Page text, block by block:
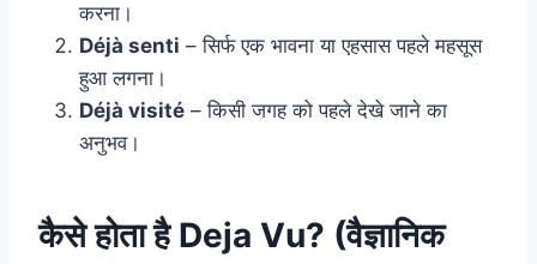
करना।
Déjà senti – सिर्फ एक भावना या एहसास पहले महसूस
हुआ लगना।
Déjà visité – किसी जगह को पहले देखे जाने का
अनुभव।
कैसे होता है Deja Vu? (वैज्ञानिक